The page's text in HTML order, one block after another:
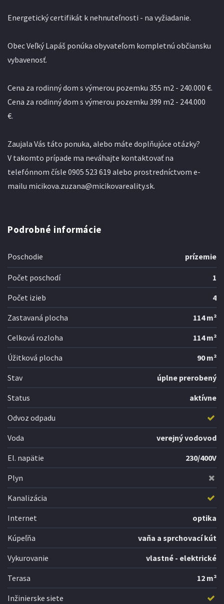
Energetický certifikát k nehnuteľnosti - na vyžiadanie.
Obec Veľký Lapáš ponúka obyvateľom kompletnú občiansku
vybavenosť.
Cena za rodinný dom s výmerou pozemku 355 m2 - 240.000 €.
Cena za rodinný dom s výmerou pozemku 399 m2 - 244.000
€.
Zaujala Vás táto ponuka, alebo máte doplňujúce otázky?
V takomto prípade ma neváhajte kontaktovať na
telefónnom čísle 0905 523 619 alebo prostredníctvom e-
mailu micikova.zuzana@micikovareality.sk.
Podrobné informácie
Poschodie prízemie
Počet poschodí
1
Počet izieb
4
Zastavaná plocha
114 m²
Celková rozloha
114 m²
Úžitková plocha
90 m²
Stav
úplne prerobený
Status
aktívne
Odvoz odpadu
Voda
verejný vodovod
El. napätie
230/400V
Plyn
Kanalizácia
Internet
optika
Kúpeľňa
vaňa a sprchovací kút
Vykurovanie
vlastné - elektrické
Terasa
12 m²
Inžinierske siete